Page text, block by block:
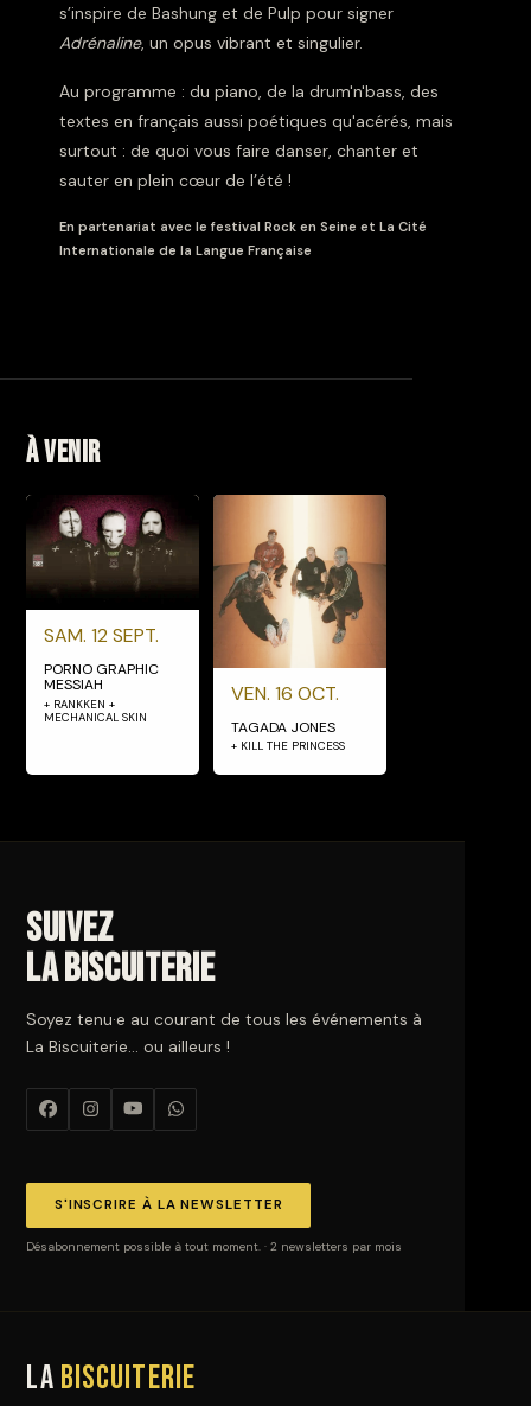
s’inspire de Bashung et de Pulp pour signer
Adrénaline, un opus vibrant et singulier.
Au programme : du piano, de la drum'n'bass, des
textes en français aussi poétiques qu'acérés, mais
surtout : de quoi vous faire danser, chanter et
sauter en plein cœur de l’été !
En partenariat avec le festival Rock en Seine et La Cité
Internationale de la Langue Française
À venir
SAM. 12 SEPT.
PORNO GRAPHIC
MESSIAH
+ RANKKEN +
MECHANICAL SKIN
VEN. 16 OCT.
TAGADA JONES
+ KILL THE PRINCESS
Suivez
La Biscuiterie
Soyez tenu·e au courant de tous les événements à
La Biscuiterie… ou ailleurs !
S'INSCRIRE À LA NEWSLETTER
Désabonnement possible à tout moment. · 2 newsletters par mois
La Biscuiterie